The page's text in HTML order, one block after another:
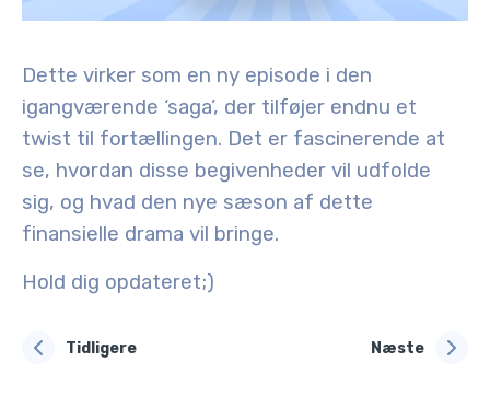
Dette virker som en ny episode i den
igangværende ‘saga’, der tilføjer endnu et
twist til fortællingen. Det er fascinerende at
se, hvordan disse begivenheder vil udfolde
sig, og hvad den nye sæson af dette
finansielle drama vil bringe.
Hold dig opdateret;)
Tidligere Næste